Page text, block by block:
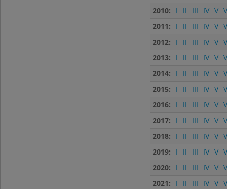
2010:
I II III IV V
2011:
I II III IV V
2012:
I II III IV V
2013:
I II III IV V
2014:
I II III IV V
2015:
I II III IV V
2016:
I II III IV V
2017:
I II III IV V
2018:
I II III IV V
2019:
I II III IV V
2020:
I II III IV V
2021:
I II III IV V